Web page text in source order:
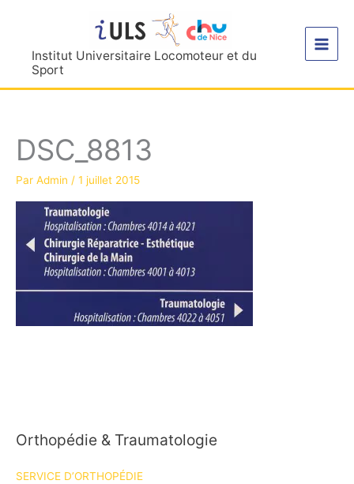
contenuInstitut Universitaire Locomoteur et du
Sport
DSC_8813
Par Admin / 1 juillet 2015
Orthopédie & Traumatologie
SERVICE D’ORTHOPÉDIE